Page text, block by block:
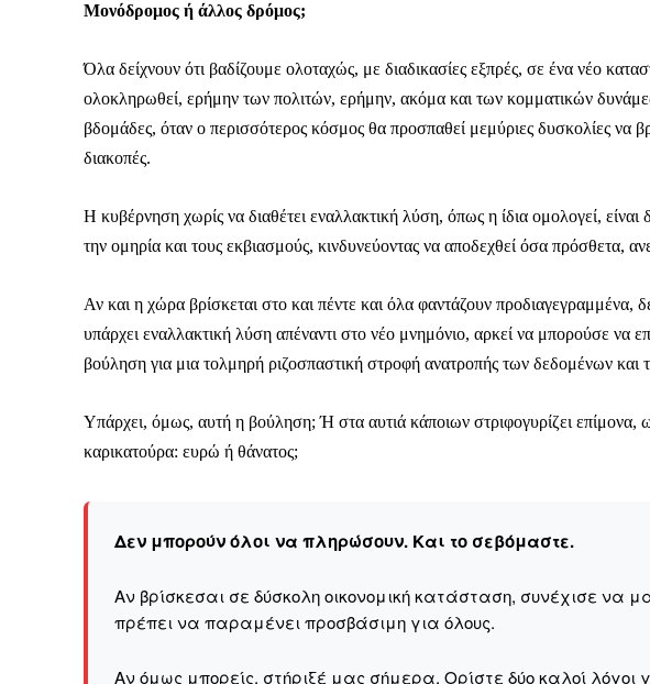
Μονόδρομος ή άλλος δρόμος;
Όλα δείχνουν ότι βαδίζουμε ολοταχώς, με διαδικασίες εξπρές, σε ένα νέο
ολοκληρωθεί, ερήμην των πολιτών, ερήμην, ακόμα και των κομματικών
βδομάδες, όταν ο περισσότερος κόσμος θα προσπαθεί μεμύριες δυσκολίες να
διακοπές.
Η κυβέρνηση χωρίς να διαθέτει εναλλακτική λύση, όπως η ίδια ομολογεί, είναι
την ομηρία και τους εκβιασμούς, κινδυνεύοντας να αποδεχθεί όσα πρόσθετα,
Αν και η χώρα βρίσκεται στο και πέντε και όλα φαντάζουν προδιαγεγραμμένα,
υπάρχει εναλλακτική λύση απέναντι στο νέο μνημόνιο, αρκεί να μπορούσε να
βούληση για μια τολμηρή ριζοσπαστική στροφή ανατροπής των δεδομένων
Υπάρχει, όμως, αυτή η βούληση; Ή στα αυτιά κάποιων στριφογυρίζει επίμονα,
καρικατούρα: ευρώ ή θάνατος;
Δεν μπορούν όλοι να πληρώσουν. Και το σεβόμαστε.
Αν βρίσκεσαι σε δύσκολη οικονομική κατάσταση, συνέχισε να
πρέπει να παραμένει προσβάσιμη για όλους.
Αν όμως μπορείς, στήριξέ μας σήμερα. Ορίστε δύο καλοί λόγοι